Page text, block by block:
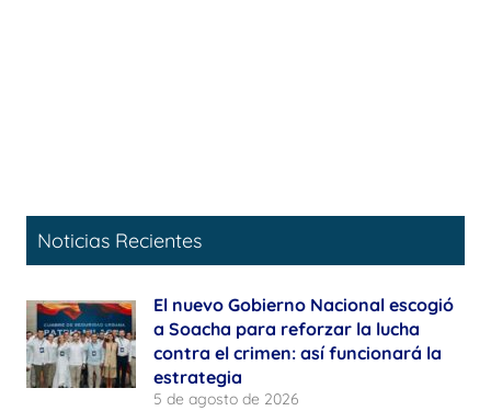
Noticias Recientes
El nuevo Gobierno Nacional escogió
a Soacha para reforzar la lucha
contra el crimen: así funcionará la
estrategia
5 de agosto de 2026